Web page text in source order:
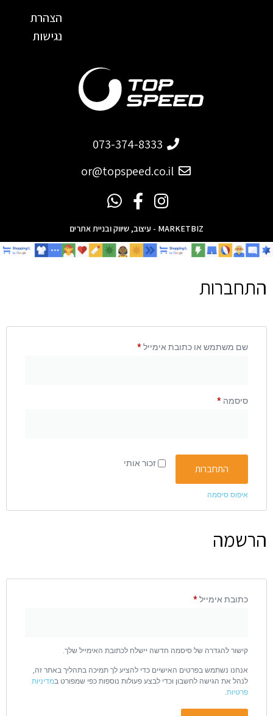
הצהרת
נגישות
073-374-8333
or@topspeed.co.il
MARKETBIZ - עיצוב, שיווק ובניית אתרים
התחברות
שם משתמש או כתובת אימייל*
סיסמה *
זכור אותי התחברות
איפוס סיסמה
הרשמה
כתובת אימייל*
קישור להגדרה של סיסמה חדשה יישלח לכתובת האימייל שלך.
אנחנו נשתמש בפרטים האישיים כדי להציע לך תמיכה בתהליך באתר זה,
לנהל את הגישה לחשבון וכדי לבצע פעולות נוספות כפי שמפורט במדיניות
פרטיות.